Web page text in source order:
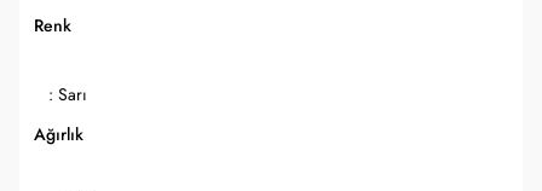
Renk
: Sarı
Ağırlık